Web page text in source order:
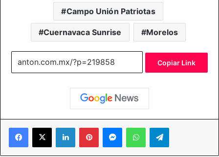
Campo Unión Patriotas
Cuernavaca Sunrise Morelos
Copiar Link
Facebook
X LinkedInPinterestMessengerWhatsAppTelegram